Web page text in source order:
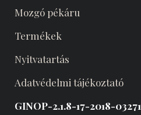
Mozgó pékáru
Termékek
Nyitvatartás
Adatvédelmi tájékoztató
GINOP-2.1.8-17-2018-03271